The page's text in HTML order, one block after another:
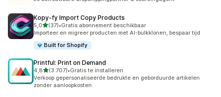
Kopy‑fy Import Copy Products
5,0van 5 sterren
(37)
37 recensies in totaal
•Gratis abonnement beschikbaar
Importeer en migreer producten met AI-bulkklonen, bespaar tijd
Built for Shopify
Printful: Print on Demand
4,8van 5 sterren
(3.707)
3707 recensies in totaal
•Gratis te installeren
Verkoop gepersonaliseerde bedrukte en geborduurde artikelen
zonder aanloopkosten